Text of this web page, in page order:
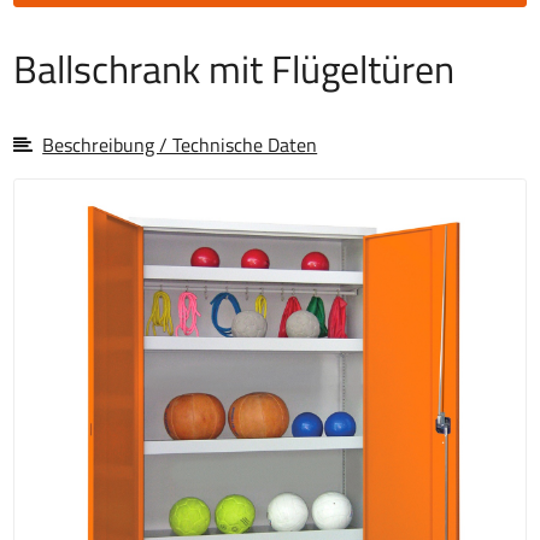
Ballschrank mit Flügeltüren
Beschreibung / Technische Daten